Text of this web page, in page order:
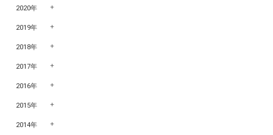
2020年
2019年
2018年
2017年
2016年
2015年
2014年